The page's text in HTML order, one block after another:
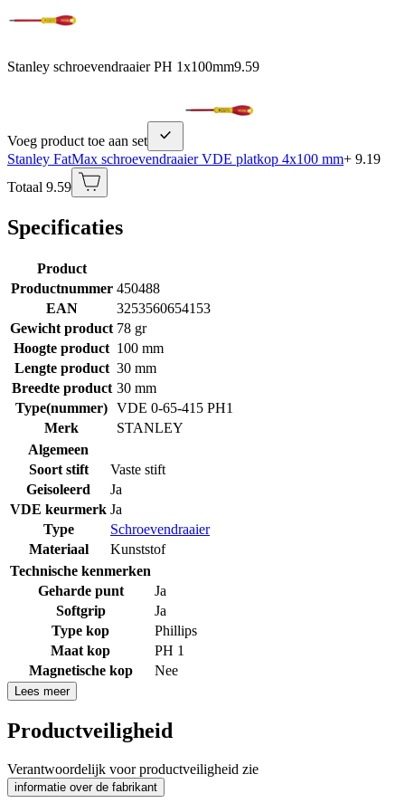
Stanley schroevendraaier PH 1x100mm9.59
Voeg product toe aan set
Stanley FatMax schroevendraaier VDE platkop 4x100 mm+ 9.19
Totaal 9.59
Specificaties
Product
Productnummer 450488
EAN
3253560654153
Gewicht product 78 gr
Hoogte product 100 mm
Lengte product 30 mm
Breedte product 30 mm
Type(nummer) VDE 0-65-415 PH1
Merk
STANLEY
Algemeen
Soort stift
Vaste stift
Geisoleerd
Ja
VDE keurmerk Ja
Type
Schroevendraaier
Materiaal
Kunststof
Technische kenmerken
Geharde punt
Ja
Softgrip
Ja
Type kop
Phillips
Maat kop
PH 1
Magnetische kop
Nee
Lees meer
Productveiligheid
Verantwoordelijk voor productveiligheid zie
informatie over de fabrikant